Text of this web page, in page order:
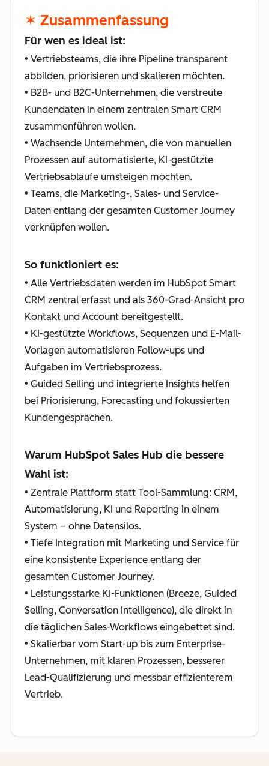
✶ Zusammenfassung
Für wen es ideal ist:
• Vertriebsteams, die ihre Pipeline transparent
abbilden, priorisieren und skalieren möchten.
• B2B- und B2C-Unternehmen, die verstreute
Kundendaten in einem zentralen Smart CRM
zusammenführen wollen.
• Wachsende Unternehmen, die von manuellen
Prozessen auf automatisierte, KI-gestützte
Vertriebsabläufe umsteigen möchten.
• Teams, die Marketing-, Sales- und Service-
Daten entlang der gesamten Customer Journey
verknüpfen wollen.
So funktioniert es:
• Alle Vertriebsdaten werden im HubSpot Smart
CRM zentral erfasst und als 360-Grad-Ansicht pro
Kontakt und Account bereitgestellt.
• KI-gestützte Workflows, Sequenzen und E-Mail-
Vorlagen automatisieren Follow-ups und
Aufgaben im Vertriebsprozess.
• Guided Selling und integrierte Insights helfen
bei Priorisierung, Forecasting und fokussierten
Kundengesprächen.
Warum HubSpot Sales Hub die bessere
Wahl ist:
• Zentrale Plattform statt Tool-Sammlung: CRM,
Automatisierung, KI und Reporting in einem
System – ohne Datensilos.
• Tiefe Integration mit Marketing und Service für
eine konsistente Experience entlang der
gesamten Customer Journey.
• Leistungsstarke KI-Funktionen (Breeze, Guided
Selling, Conversation Intelligence), die direkt in
die täglichen Sales-Workflows eingebettet sind.
• Skalierbar vom Start-up bis zum Enterprise-
Unternehmen, mit klaren Prozessen, besserer
Lead-Qualifizierung und messbar effizienterem
Vertrieb.